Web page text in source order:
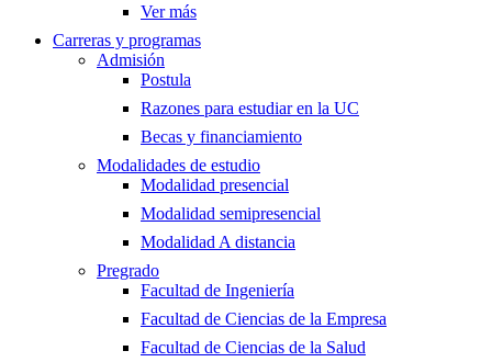
Ver más
Carreras y programas
Admisión
Postula
Razones para estudiar en la UC
Becas y financiamiento
Modalidades de estudio
Modalidad presencial
Modalidad semipresencial
Modalidad A distancia
Pregrado
Facultad de Ingeniería
Facultad de Ciencias de la Empresa
Facultad de Ciencias de la Salud